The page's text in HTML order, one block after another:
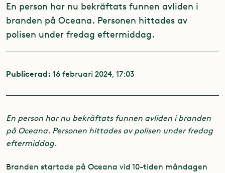
En person har nu bekräftats funnen avliden i
branden på Oceana. Personen hittades av
polisen under fredag eftermiddag.
Publicerad: 16 februari 2024, 17:03
En person har nu bekräftatsfunnen avliden i branden
på Oceana. Personen hittades av polisen under fredag
eftermiddag.
Branden startade på Oceana vid 10-tiden måndagen